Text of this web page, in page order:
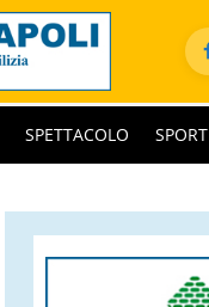
SPETTACOLO SPORT